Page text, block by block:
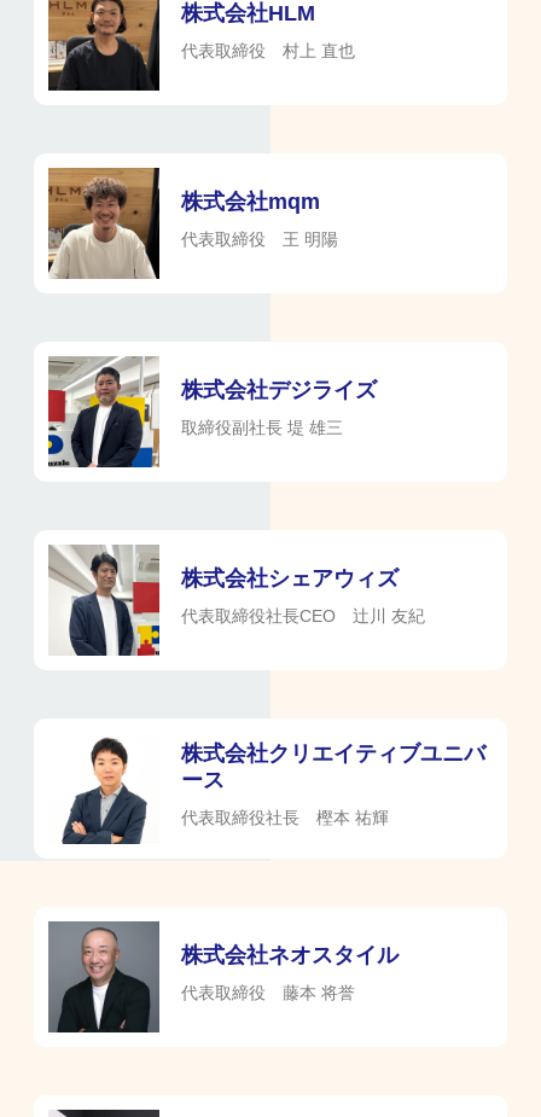
株式会社HLM
代表取締役 村上 直也
株式会社mqm
代表取締役 王 明陽
株式会社デジライズ
取締役副社長 堤 雄三
株式会社シェアウィズ
代表取締役社長CEO 辻川 友紀
株式会社クリエイティブユニバ
ース
代表取締役社長 樫本 祐輝
株式会社ネオスタイル
代表取締役 藤本 将誉